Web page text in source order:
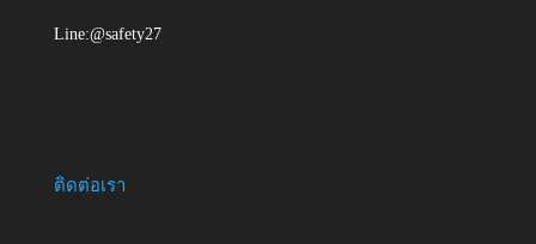
Line:@safety27
ติดต่อเรา